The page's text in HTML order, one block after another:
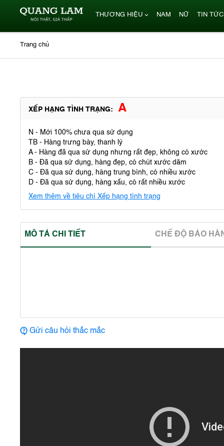
THƯƠNG HIỆU NAM NỮ TIN TỨC
Trang chủ
XẾP HẠNG TÌNH TRẠNG: A
N - Mới 100% chưa qua sử dụng
TB - Hàng trưng bày, thanh lý
A - Hàng đã qua sử dụng nhưng rất đẹp, không có xước
B - Đã qua sử dụng, hàng đẹp, có chút xước dăm
C - Đã qua sử dụng, hàng trung bình, có nhiều xước
D - Đã qua sử dụng, hàng xấu, có rất nhiều xước
Xem thêm về tiêu chí Xếp hạng tình trạng
MÔ TẢ CHI TIẾT CHẾ ĐỘ BẢO
Gửi câu hỏi thắc mắc